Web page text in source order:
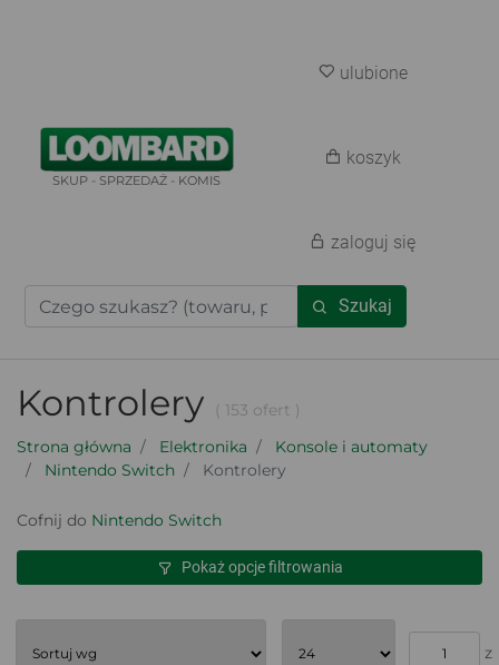
SKUP - SPRZEDAŻ - KOMIS
Szukaj
ulubione
koszyk
zaloguj się
Kontrolery
( 153 ofert )
Strona główna
Elektronika
Konsole i automaty
Nintendo Switch
Kontrolery
Cofnij do Nintendo Switch
Pokaż opcje filtrowania
z